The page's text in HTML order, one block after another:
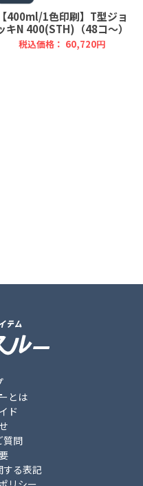
【400ml/1色印刷】T型ジョ
キN 400(STH)（48コ～）
税込価格： 60,720円
とは
ド
質問
する表記